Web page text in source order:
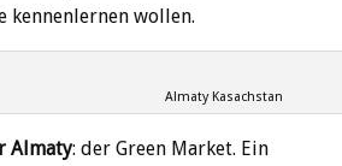
kennenlernen wollen.
Almaty Kasachstan
Almaty: der Green Market. Ein